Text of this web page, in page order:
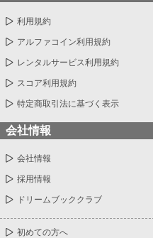
利用規約
アルファコイン利用規約
レンタルサービス利用規約
スコア利用規約
特定商取引法に基づく表示
会社情報
会社情報
採用情報
ドリームブッククラブ
初めての方へ